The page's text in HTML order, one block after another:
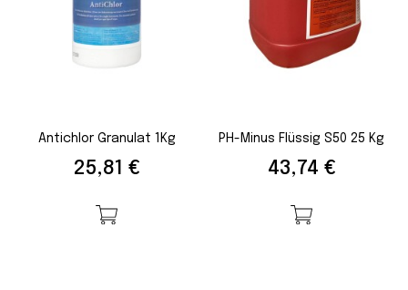
Antichlor Granulat 1Kg
Preis
25,81 €
PH-Minus Flüssig S50 25 Kg
Preis
43,74 €